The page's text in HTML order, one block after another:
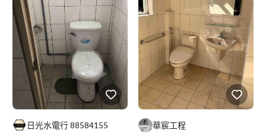
日光水電行 88584155 華宸工程